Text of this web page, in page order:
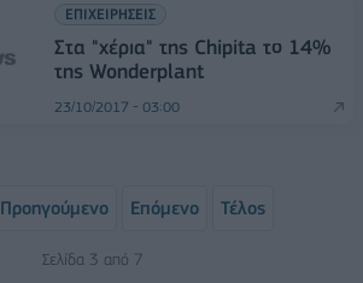
ΕΠΙΧΕΙΡΗΣΕΙΣ
Στα "χέρια" της Chipita το 14%
της Wonderplant
23/10/2017 - 03:00
Προηγούμενο Επόμενο Τέλος
Σελίδα 3 από 7